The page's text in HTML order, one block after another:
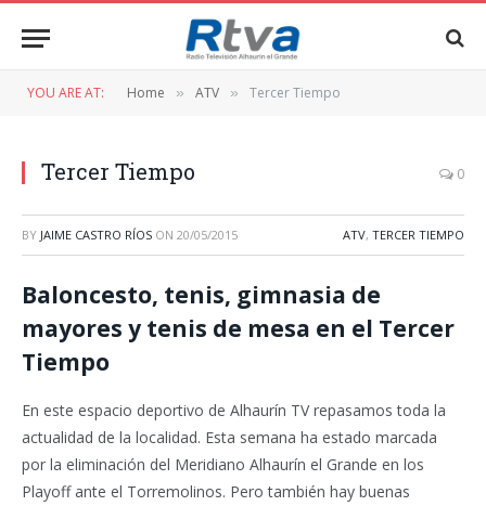
YOU ARE AT: Home » ATV » Tercer Tiempo
Tercer Tiempo 0
BY JAIME CASTRO RÍOS ON 20/05/2015 ATV, TERCER TIEMPO
Baloncesto, tenis, gimnasia de
mayores y tenis de mesa en el Tercer
Tiempo
En este espacio deportivo de Alhaurín TV repasamos toda la
actualidad de la localidad. Esta semana ha estado marcada
por la eliminación del Meridiano Alhaurín el Grande en los
Playoff ante el Torremolinos. Pero también hay buenas